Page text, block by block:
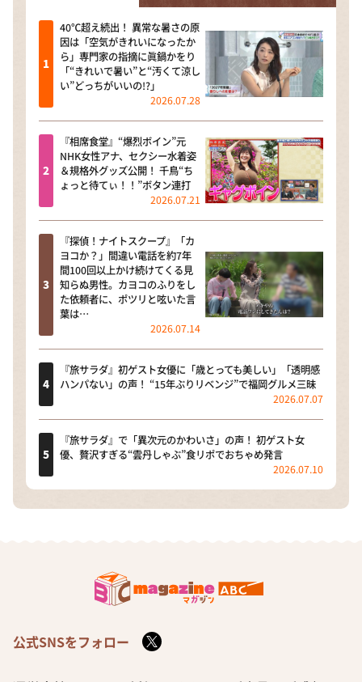
朝だ！生です旅サラダ
教えて！ニュースライブ 正義のミカタ
ＬＩＦＥ～夢のカタチ～
新婚さんいらっしゃい！
ポツンと一軒家
ザキ山小屋本館
ぺこぱのまるスポ
40℃超え続出！ 異常な暑さの原
因は「空気がきれいになったか
ら」専門家の指摘に眞鍋かをり
「“きれいで暑い”と“汚くて涼し
い”どっちがいいの!?」
2026.07.28
『相席食堂』“爆烈ボイン”元
NHK女性アナ、セクシー水着姿
＆規格外グッズ公開！ 千鳥“ち
ょっと待てぃ！！”ボタン連打
2026.07.21
『探偵！ナイトスクープ』「カ
ヨコか？」間違い電話を約7年
間100回以上かけ続けてくる見
知らぬ男性。カヨコのふりをし
た依頼者に、ポツリと呟いた言
葉は…
2026.07.14
『旅サラダ』初ゲスト女優に「歳とっても美しい」「透明感
ハンパない」の声！ “15年ぶりリベンジ”で福岡グルメ三昧
2026.07.07
『旅サラダ』で「異次元のかわいさ」の声！ 初ゲスト女
優、贅沢すぎる“雲丹しゃぶ”食リポでおちゃめ発言
2026.07.10
公式SNSをフォロー